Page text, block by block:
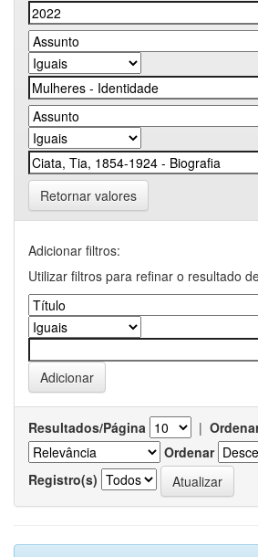
Retornar valores
Adicionar filtros:
Utilizar filtros para refinar o resultado
Resultados/Página |
Ordenar
Registro(s)